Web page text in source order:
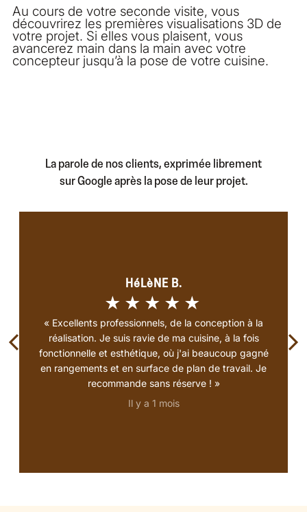
Au cours de votre seconde visite, vous
découvrirez les premières visualisations 3D de
votre projet. Si elles vous plaisent, vous
avancerez main dans la main avec votre
concepteur jusqu’à la pose de votre cuisine.
La parole de nos clients, exprimée librement
sur Google après la pose de leur projet.
HéLèNE B.
★★★★★
« Excellents professionnels, de la conception à la
réalisation. Je suis ravie de ma cuisine, à la fois
fonctionnelle et esthétique, où j'ai beaucoup gagné
en rangements et en surface de plan de travail. Je
recommande sans réserve ! »
Il y a 1 mois